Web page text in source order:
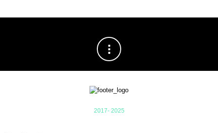
2017- 2025